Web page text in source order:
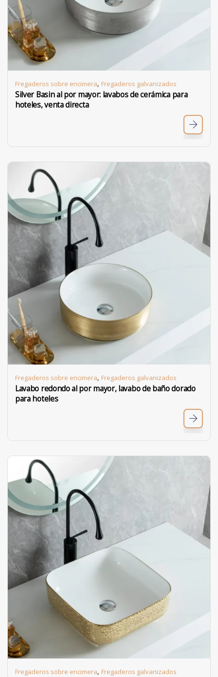
Fregaderos sobre encimera, Fregaderos galvanizados
Silver Basin al por mayor: lavabos de cerámica para
hoteles, venta directa
Fregaderos sobre encimera, Fregaderos galvanizados
Lavabo redondo al por mayor, lavabo de baño dorado
para hoteles
Fregaderos sobre encimera, Fregaderos galvanizados